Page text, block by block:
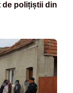
de polițiștii din